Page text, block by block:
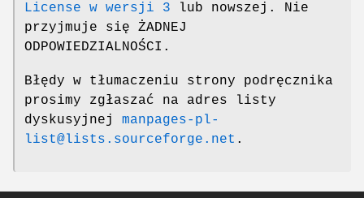
License w wersji 3 lub nowszej. Nie
przyjmuje się ŻADNEJ
ODPOWIEDZIALNOŚCI.
Błędy w tłumaczeniu strony podręcznika
prosimy zgłaszać na adres listy
dyskusyjnej manpages-pl-
list@lists.sourceforge.net .